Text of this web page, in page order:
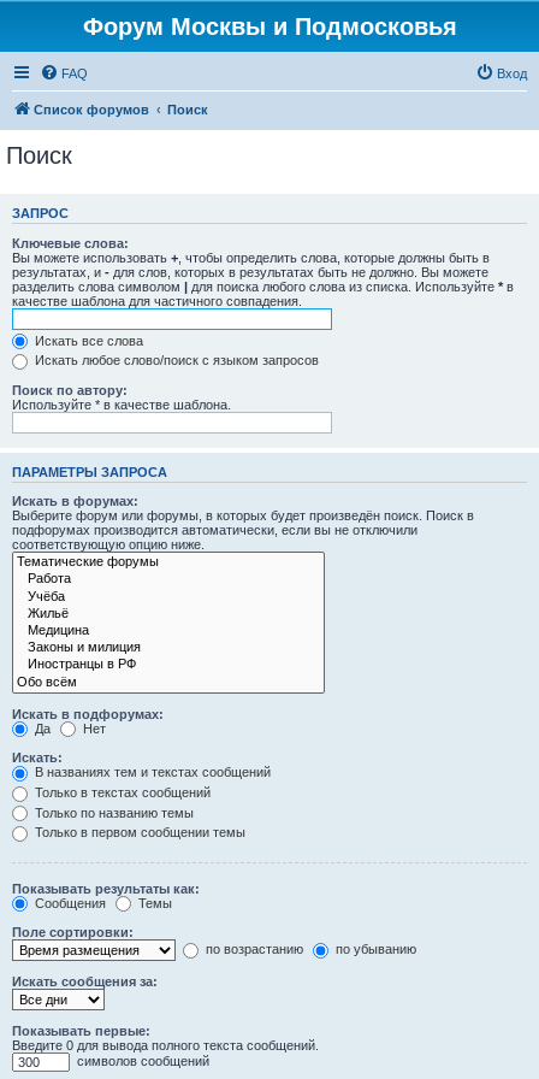
Форум Москвы и Подмосковья
FAQ Вход
Список форумов Поиск
Поиск
ЗАПРОС
Ключевые слова:
Вы можете использовать + , чтобы определить слова, которые должны быть в
результатах, и - для слов, которых в результатах быть не должно. Вы можете
разделить слова символом | для поиска любого слова из списка. Используйте * в
качестве шаблона для частичного совпадения.
Искать все слова
Искать любое слово/поиск с языком запросов
Поиск по автору:
Используйте * в качестве шаблона.
ПАРАМЕТРЫ ЗАПРОСА
Искать в форумах:
Выберите форум или форумы, в которых будет произведён поиск. Поиск в
подфорумах производится автоматически, если вы не отключили
соответствующую опцию ниже.
Искать в подфорумах:
Да
Нет
Искать:
В названиях тем и текстах сообщений
Только в текстах сообщений
Только по названию темы
Только в первом сообщении темы
Показывать результаты как:
Сообщения
Темы
Поле сортировки:
по возрастанию
по убыванию
Искать сообщения за:
Показывать первые:
Введите 0 для вывода полного текста сообщений.
символов сообщений